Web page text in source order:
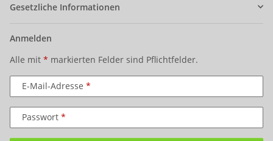
Gesetzliche Informationen
Anmelden
Alle mit * markierten Felder sind Pflichtfelder.
E-Mail-Adresse
Passwort